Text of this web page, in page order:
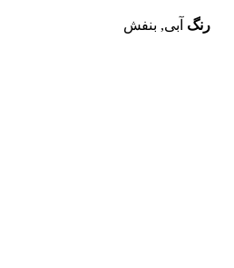
رنگ آبی, بنفش